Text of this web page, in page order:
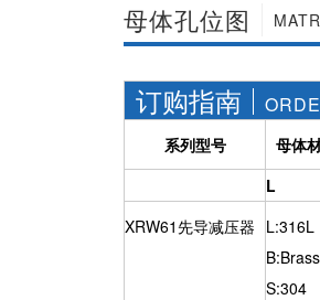
母体孔位图
订购指南
系列型号
母体
L
XRW61先导减压器 L:316L
B:Brass
S:304